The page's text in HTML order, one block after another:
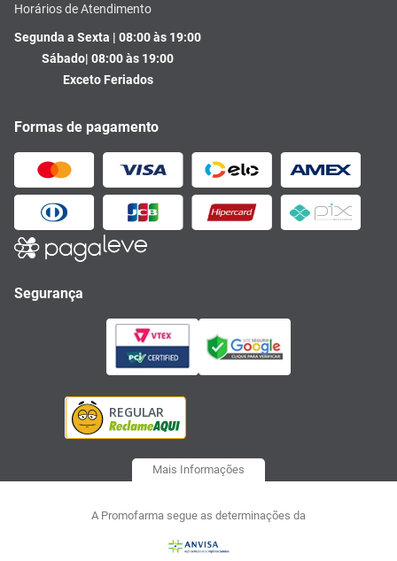
Horários de Atendimento
Segunda a Sexta | 08:00 às 19:00
Sábado| 08:00 às 19:00
Exceto Feriados
Formas de pagamento
Segurança
Mais Informações
A Promofarma segue as determinações da